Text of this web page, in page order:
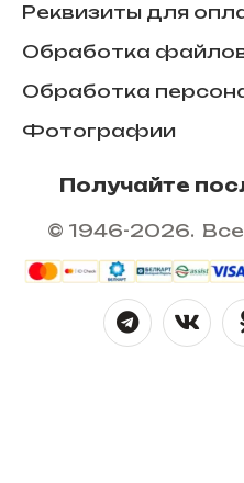
Реквизиты для
Обработка
Обработка
Фотографии
Получайте
© 1946-2026.